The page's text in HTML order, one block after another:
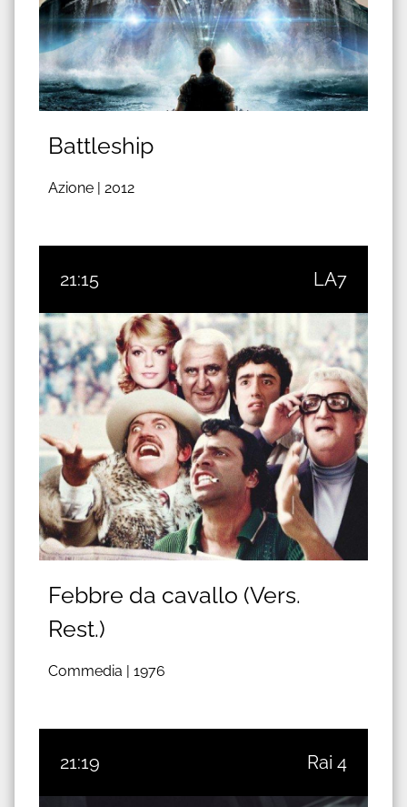
Battleship
Azione | 2012
21:15 LA7
Febbre da cavallo (Vers.
Rest.)
Commedia | 1976
21:19 Rai 4